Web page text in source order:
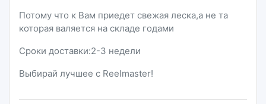
Потому что к Вам приедет свежая леска,а не та
которая валяется на складе годами
Сроки доставки:2-3 недели
Выбирай лучшее с Reelmaster!